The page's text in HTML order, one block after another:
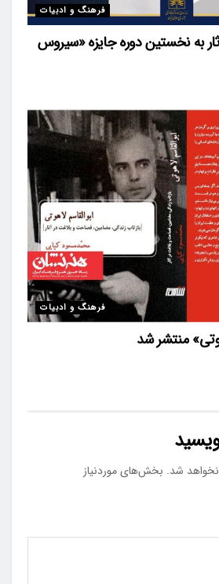
فرهنگ و ادبیات
به نخستین دوره جایزه «سیروس
فرهنگ و ادبیات
منتشر شد
شد. بخش‌های موردنیاز